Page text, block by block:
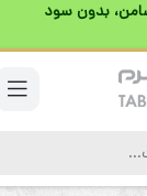
بدون سود